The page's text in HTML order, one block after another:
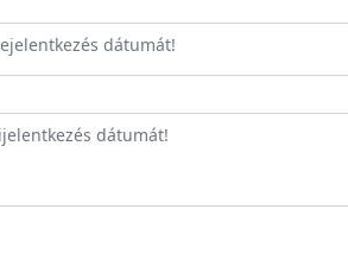
dátumát!
dátumát!